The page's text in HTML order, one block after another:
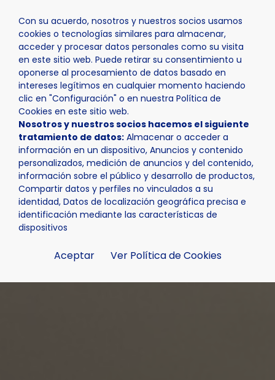
Con su acuerdo, nosotros y nuestros socios usamos
cookies o tecnologías similares para almacenar,
acceder y procesar datos personales como su visita
en este sitio web. Puede retirar su consentimiento u
oponerse al procesamiento de datos basado en
intereses legítimos en cualquier momento haciendo
clic en "Configuración" o en nuestra Política de
Cookies en este sitio web.
Nosotros y nuestros socios hacemos el siguiente
tratamiento de datos: Almacenar o acceder a
información en un dispositivo, Anuncios y contenido
personalizados, medición de anuncios y del contenido,
información sobre el público y desarrollo de productos,
Compartir datos y perfiles no vinculados a su
identidad, Datos de localización geográfica precisa e
identificación mediante las características de
dispositivos
Aceptar Ver Política de Cookies
Inicio Actualidad Noticias Noticia - Tres cursos de